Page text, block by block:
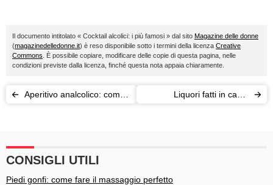
Il documento intitolato « Cocktail alcolici: i più famosi » dal sito Magazine delle donne
(magazinedelledonne.it) è reso disponibile sotto i termini della licenza Creative
Commons . È possibile copiare, modificare delle copie di questa pagina, nelle
condizioni previste dalla licenza, finché questa nota appaia chiaramente.
Aperitivo analcolico: come
Liquori fatti in casa:
CONSIGLI UTILI
Piedi gonfi: come fare il massaggio perfetto